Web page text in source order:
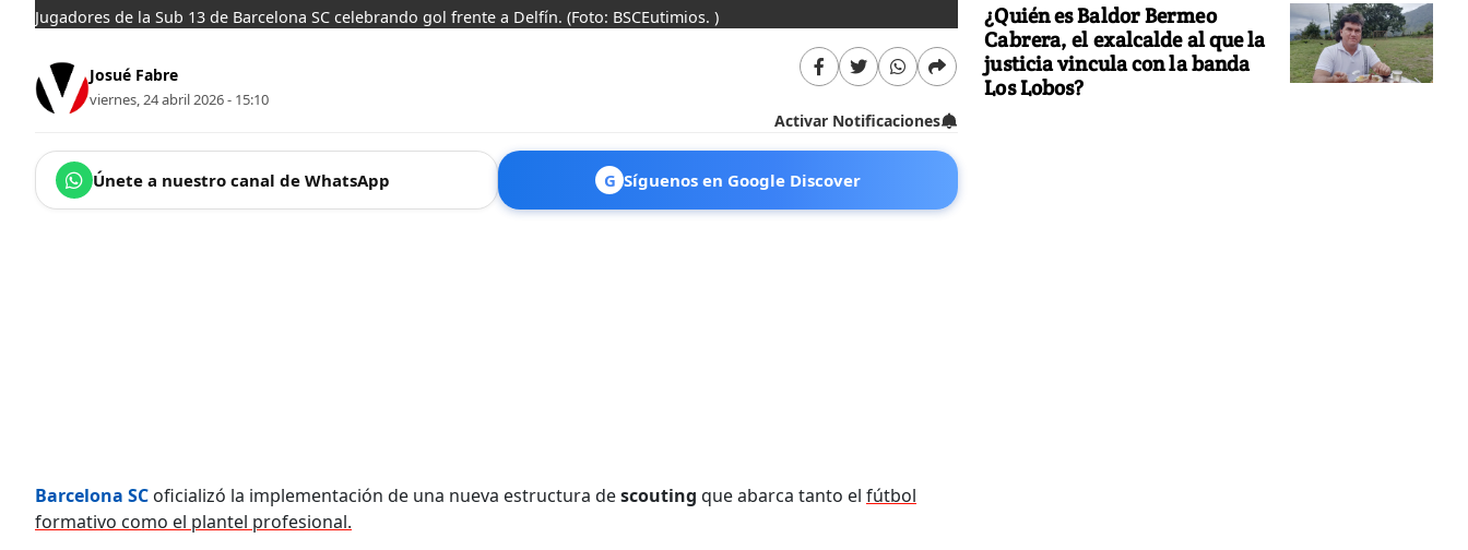
Jugadores de la Sub 13 de Barcelona SC celebrando gol frente a Delfín. (Foto: BSCEutimios. )
Josué Fabre
viernes, 24 abril 2026 - 15:10
Activar Notificaciones
Únete a nuestro canal de WhatsApp G Síguenos en Google Discover
Barcelona SC oficializó la implementación de una nueva estructura descouting que abarca tanto el fútbol
formativo como el plantel profesional.
¿Quién es Baldor Bermeo
Cabrera, el exalcalde al que la
justicia vincula con la banda
Los Lobos?